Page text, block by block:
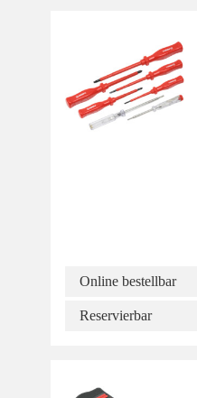
Online bestellbar
Reservierbar